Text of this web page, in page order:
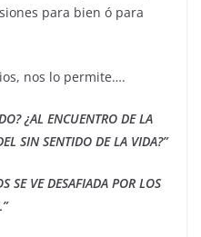
para bien ó para
nos lo permite….
¿AL ENCUENTRO DE LA
SIN SENTIDO DE LA VIDA?”
SE VE DESAFIADA POR LOS